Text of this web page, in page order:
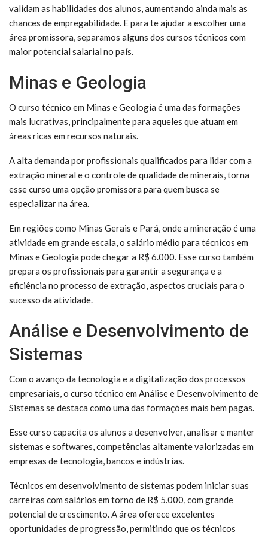
validam as habilidades dos alunos, aumentando ainda mais as
chances de empregabilidade. E para te ajudar a escolher uma
área promissora, separamos alguns dos cursos técnicos com
maior potencial salarial no país.
Minas e Geologia
O curso técnico em Minas e Geologia é uma das formações
mais lucrativas, principalmente para aqueles que atuam em
áreas ricas em recursos naturais.
A alta demanda por profissionais qualificados para lidar com a
extração mineral e o controle de qualidade de minerais, torna
esse curso uma opção promissora para quem busca se
especializar na área.
Em regiões como Minas Gerais e Pará, onde a mineração é uma
atividade em grande escala, o salário médio para técnicos em
Minas e Geologia pode chegar a R$ 6.000. Esse curso também
prepara os profissionais para garantir a segurança e a
eficiência no processo de extração, aspectos cruciais para o
sucesso da atividade.
Análise e Desenvolvimento de
Sistemas
Com o avanço da tecnologia e a digitalização dos processos
empresariais, o curso técnico em Análise e Desenvolvimento de
Sistemas se destaca como uma das formações mais bem pagas.
Esse curso capacita os alunos a desenvolver, analisar e manter
sistemas e softwares, competências altamente valorizadas em
empresas de tecnologia, bancos e indústrias.
Técnicos em desenvolvimento de sistemas podem iniciar suas
carreiras com salários em torno de R$ 5.000, com grande
potencial de crescimento. A área oferece excelentes
oportunidades de progressão, permitindo que os técnicos